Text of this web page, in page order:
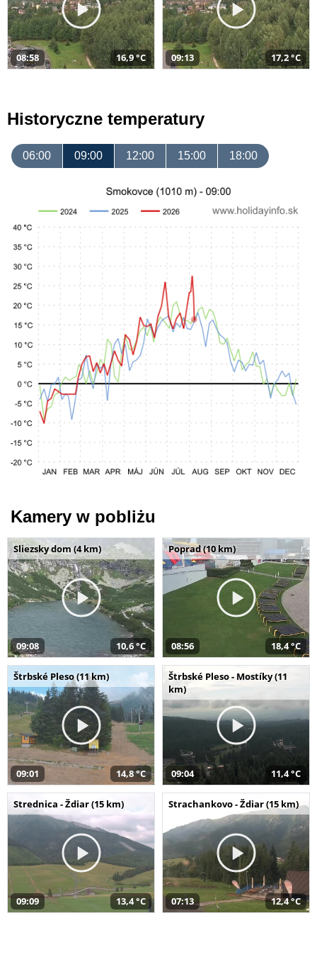
08:58 16,9 °C 09:13 17,2 °C
Historyczne temperatury
06:00 09:00 12:00 15:00 18:00
Kamery w pobliżu
Sliezsky dom (4 km)
09:08 10,6 °C
Poprad (10 km)
08:56 18,4 °C
Štrbské Pleso (11 km)
09:01 14,8 °C
Štrbské Pleso - Mostíky (11
km)
09:04 11,4 °C
Strednica - Ždiar (15 km)
09:09 13,4 °C
Strachankovo - Ždiar (15 km)
07:13 12,4 °C